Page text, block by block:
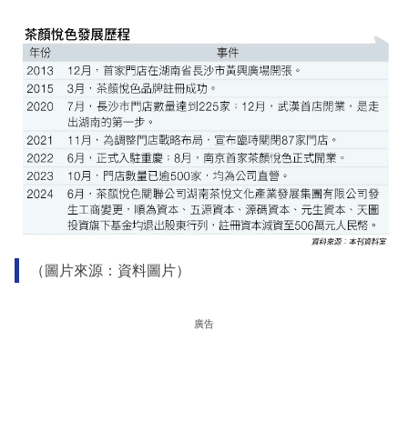
（圖片來源：資料圖片）
廣告